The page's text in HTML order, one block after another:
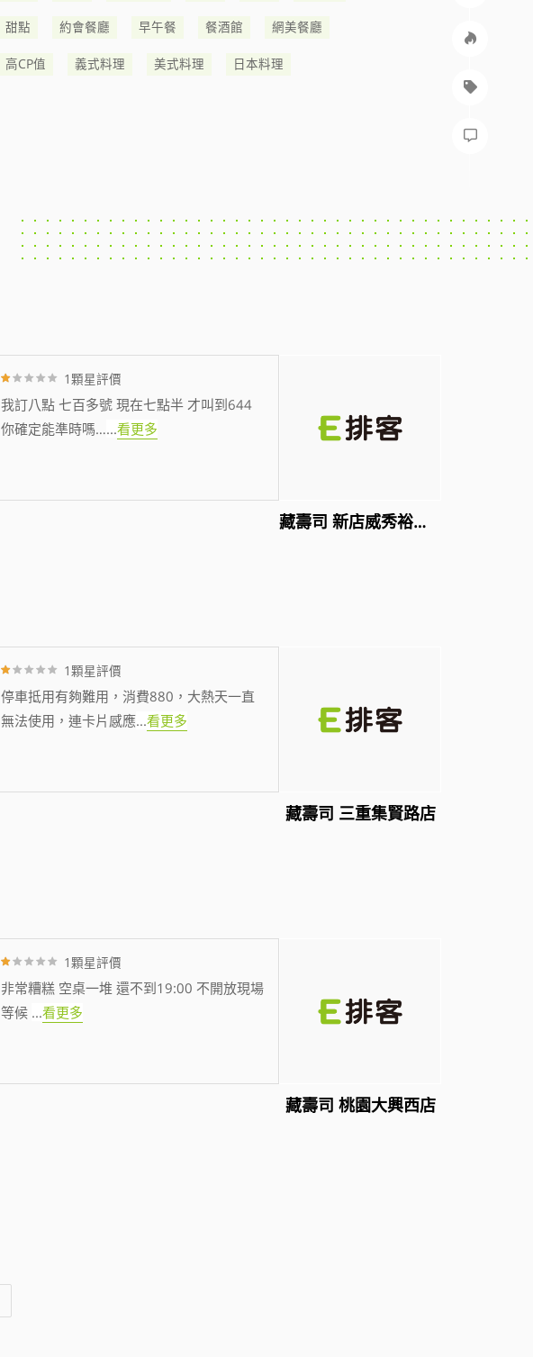
甜點 約會餐廳 早午餐 餐酒館 網美餐廳
高CP值 義式料理 美式料理 日本料理
1顆星評價
我訂八點 七百多號 現在七點半 才叫到644
你確定能準時嗎…...看更多
藏壽司 新店威秀裕隆店
1顆星評價
停車抵用有夠難用，消費880，大熱天一直
無法使用，連卡片感應...看更多
藏壽司 三重集賢路店
1顆星評價
非常糟糕 空桌一堆 還不到19:00 不開放現場
等候 ...看更多
藏壽司 桃園大興西店